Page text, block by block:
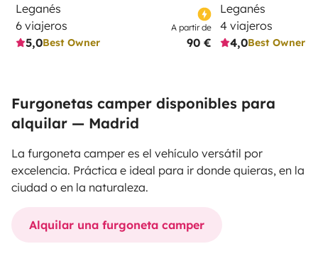
Leganés
6 viajeros
5,0Best Owner
A partir de
90 €
Leganés
4 viajeros
4,0Best Owner
Furgonetas camper disponibles para
alquilar — Madrid
La furgoneta camper es el vehículo versátil por
excelencia. Práctica e ideal para ir donde quieras, en la
ciudad o en la naturaleza.
Alquilar una furgoneta camper